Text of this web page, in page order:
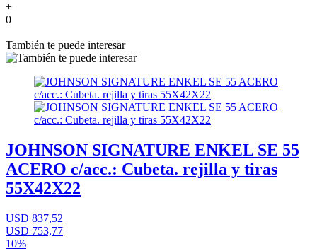
+
0
También te puede interesar
JOHNSON SIGNATURE ENKEL SE 55
ACERO c/acc.: Cubeta. rejilla y tiras
55X42X22
USD 837,52
USD 753,77
10%